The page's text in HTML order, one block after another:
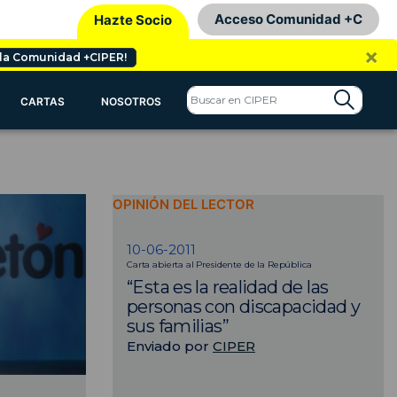
Hazte Socio Acceso Comunidad +C
la Comunidad +CIPER! ×
CARTAS NOSOTROS
OPINIÓN DEL LECTOR
10-06-2011
Carta abierta al Presidente de la República
“Esta es la realidad de las
personas con discapacidad y
sus familias”
Enviado por CIPER